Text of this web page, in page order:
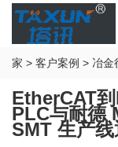
家 > 客户案例 > 冶金
EtherCAT
PLC与耐德
SMT 生产